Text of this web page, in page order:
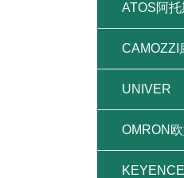
ATOS阿托
CAMOZZI
UNIVER
OMRON